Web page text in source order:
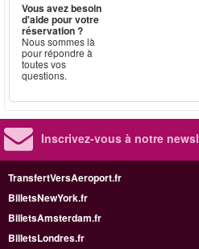
Vous avez besoin
d'aide pour votre
réservation ?
Nous sommes là
pour répondre à
toutes vos
questions.
Inscrivez-vous à notre
TransfertVersAeroport.fr
BilletsNewYork.fr
BilletsAmsterdam.fr
BilletsLondres.fr